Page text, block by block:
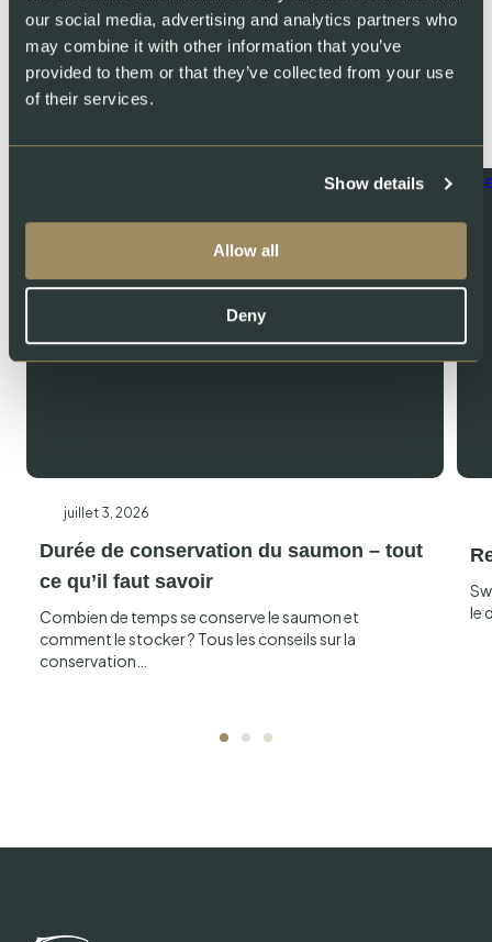
our social media, advertising and analytics partners who
may combine it with other information that you’ve
provided to them or that they’ve collected from your use
of their services.
Show details
Allow all
Deny
You might also like
juillet 3, 2026
Durée de conservation du saumon – tout
ce qu’il faut savoir
Combien de temps se conserve le saumon et
comment le stocker ? Tous les conseils sur la
conservation…
le